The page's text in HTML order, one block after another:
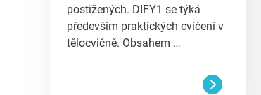
postižených. DIFY1 se týká
především praktických cvičení v
tělocvičně. Obsahem …